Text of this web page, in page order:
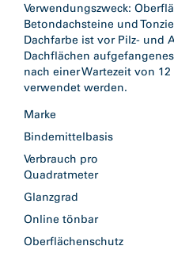
Verwendungszweck:
Betondachsteine und
Dachfarbe ist vor Pilz- und
Dachflächen
nach einer Wartezeit von
verwendet werden.
Marke
Bindemittelbasis
Verbrauch pro
Quadratmeter
Glanzgrad
Online tönbar
Oberflächenschutz